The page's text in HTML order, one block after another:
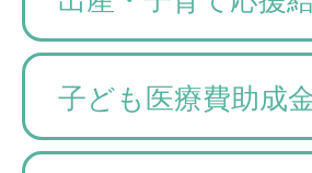
子ども医療費助成